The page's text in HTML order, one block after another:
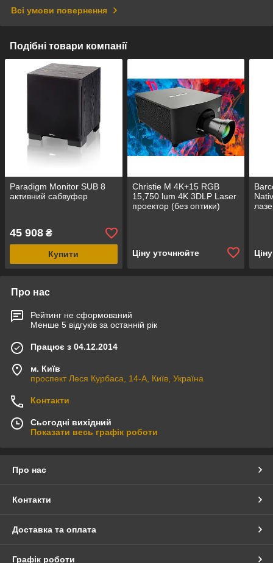
Всі умови повернення
Подібні товари компанії
Paradigm Monitor SUB 8
активний сабвуфер
45 908 ₴
Купити
Christie M 4K+15 RGB
15,750 lum 4K 3DLP Laser
проектор (без оптики)
Ціну уточнюйте
Про нас
Рейтинг не сформований
Менше 5 відгуків за останній рік
Працює з 04.12.2014
м. Київ
проспект Леся Курбаса, 14-А, Київ, Україна
Контакти
Сьогодні вихідний
Показати весь графік роботи
Про нас
Контакти
Доставка та оплата
Графік роботи